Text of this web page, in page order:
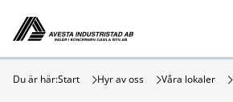
Hoppa till innehåll
Avesta Industristad
Du är här:Start Hyr av oss Våra lokaler